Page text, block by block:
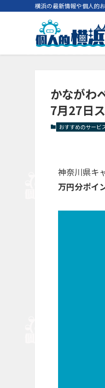
横浜の最新情報や個人的
かながわ
7月27日
おすすめのサービ
神奈川県キ
万円分ポイ